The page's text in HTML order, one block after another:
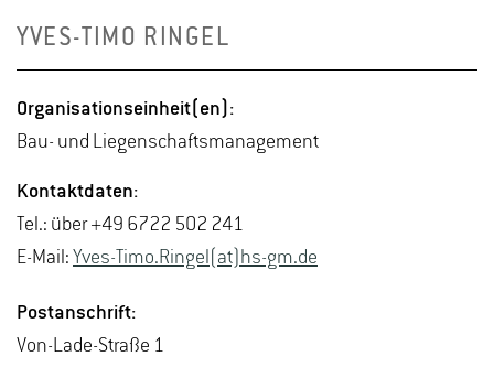
YVES-TI­MO RIN­GEL
Or­ga­ni­sa­ti­ons­ein­heit(en):
Bau- und Lie­gen­schafts­ma­nage­ment
Kon­takt­da­ten:
Tel.: über +49 6722 502 241
E-Mail: Yves-Ti­mo.Rin­gel(at)hs-​gm.​de
Post­an­schrift:
Von-La­de-Stra­ße 1